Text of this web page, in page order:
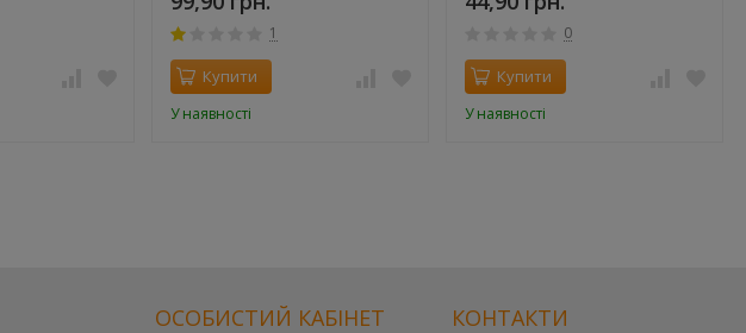
1
Купити
У наявності
0
Купити
У наявності
ОСОБИСТИЙ КАБІНЕТ КОНТАКТИ